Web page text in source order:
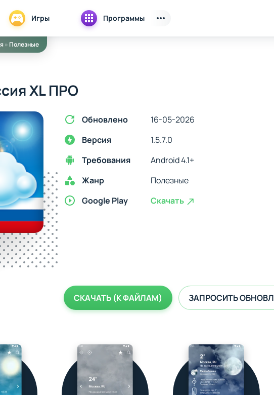
Игры Программы
»Полезные
XL ПРО
Обновлено
16-05-2026
Версия
1.5.7.0
Требования
Android 4.1+
Жанр
Полезные
Google Play
Скачать
СКАЧАТЬ (К ФАЙЛАМ) ЗАПРОСИТЬ